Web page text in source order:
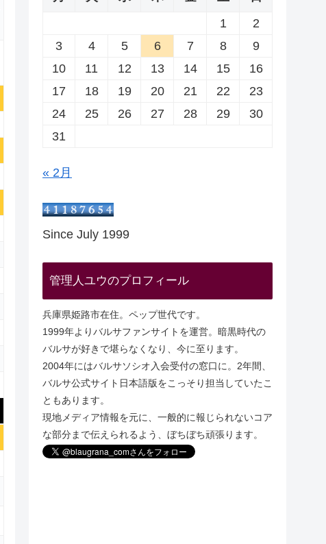
1
2
3
4 5 6 7 8
9
10
11 12 13 14 15
16
17
18 19 20 21 22
23
24
25 26 27 28 29
30
31
« 2月
Since July 1999
管理人ユウのプロフィール
兵庫県姫路市在住。ペップ世代です。
1999年よりバルサファンサイトを運営。暗黒時代の
バルサが好きで堪らなくなり、今に至ります。
2004年にはバルサソシオ入会受付の窓口に。2年間、
バルサ公式サイト日本語版をこっそり担当していたこ
ともあります。
現地メディア情報を元に、一般的に報じられないコア
な部分まで伝えられるよう、ぼちぼち頑張ります。